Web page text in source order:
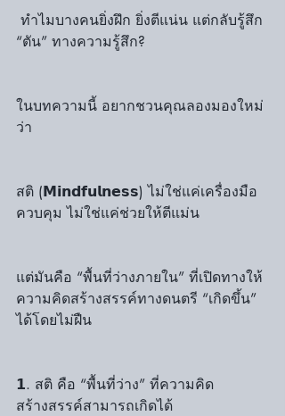
ทำไมบางคนยิ่งฝึก ยิ่งตีแน่น แต่กลับรู้สึก
“ตัน” ทางความรู้สึก?
ในบทความนี้ อยากชวนคุณลองมองใหม่
ว่า
สติ (𝗠𝗶𝗻𝗱𝗳𝘂𝗹𝗻𝗲𝘀𝘀) ไม่ใช่แค่เครื่องมือ
ควบคุม ไม่ใช่แค่ช่วยให้ตีแม่น
แต่มันคือ “พื้นที่ว่างภายใน” ที่เปิดทางให้
ความคิดสร้างสรรค์ทางดนตรี “เกิดขึ้น”
ได้โดยไม่ฝืน
𝟭. สติ คือ “พื้นที่ว่าง” ที่ความคิด
สร้างสรรค์สามารถเกิดได้